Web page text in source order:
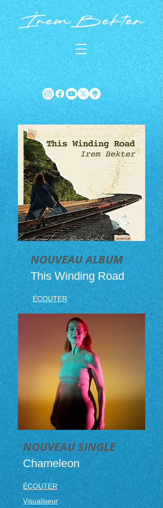
NOUVEAU ALBUM
This Winding Road
ÉCOUTER
NOUVEAU SINGLE
Chameleon
ÉCOUTER
Visualiseur